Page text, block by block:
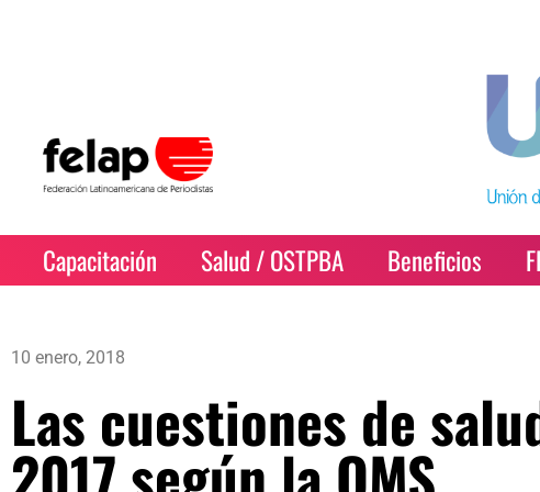
Capacitación Salud / OSTPBA Beneficios
10 enero, 2018
Las cuestiones de